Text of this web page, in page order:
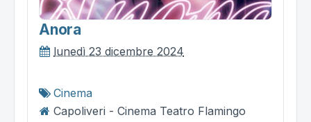
Anora
lunedì 23 dicembre 2024
Cinema
Capoliveri - Cinema Teatro Flamingo